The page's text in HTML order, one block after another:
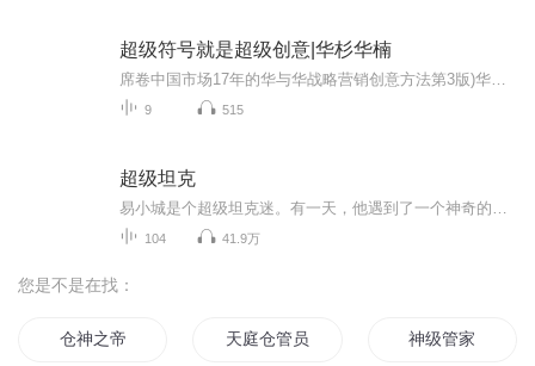
超级符号就是超级创意|华杉华楠
9 515
超级坦克
104 41.9万
您是不是在找：
仓神之帝 天庭仓管员 神级管家